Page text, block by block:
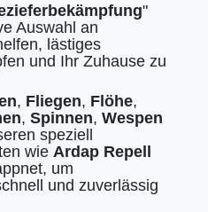
"
Auswahl an
lästiges
und Ihr Zuhause zu
, Fliegen, Flöhe,
, Spinnen, Wespen
speziell
wie Ardap Repell
um
und zuverlässig